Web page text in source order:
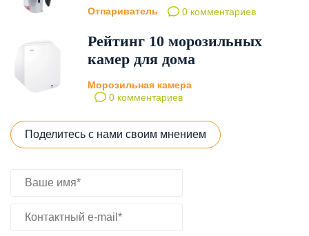
Отпариватель 0 комментариев
Рейтинг 10 морозильных
камер для дома
Морозильная камера
0 комментариев
Поделитесь с нами своим мнением